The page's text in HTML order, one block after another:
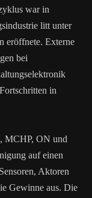
war in
litt unter
eröffnete. Externe
bei
in
MCHP, ON und
auf einen
Aktoren
Gewinne aus. Die